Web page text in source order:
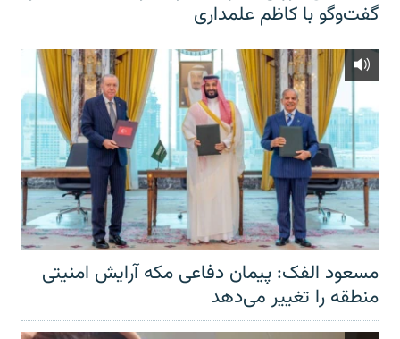
گفت‌‌وگو با کاظم علمداری
مسعود الفک: پیمان دفاعی مکه آرایش امنیتی
منطقه را تغییر می‌دهد